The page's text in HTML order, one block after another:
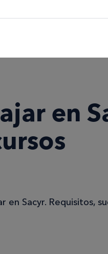
en
en Sacyr. Requisitos,